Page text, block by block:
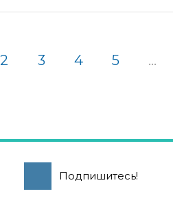
2 3 4 5 ...
Подпишитесь!